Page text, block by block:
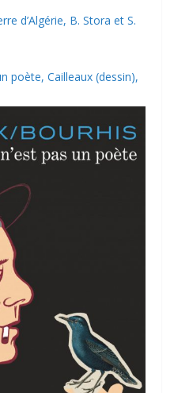
d’Algérie, B. Stora et S.
poète, Cailleaux (dessin),